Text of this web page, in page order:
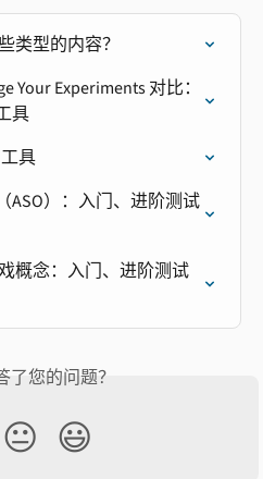
类型的内容？
Your Experiments 对比：
具
具
ASO）：入门、进阶测试
概念：入门、进阶测试
了您的问题？
😐 😃